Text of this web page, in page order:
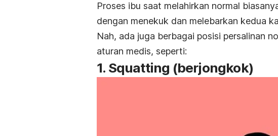
Proses ibu saat melahirkan normal
dengan menekuk dan melebarkan kedua
Nah, ada juga berbagai posisi persalinan
aturan medis, seperti:
1. Squatting (berjongkok)